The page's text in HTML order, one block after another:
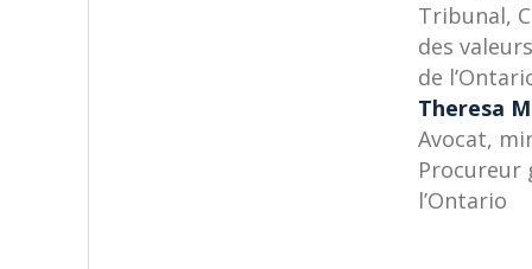
Tribunal,
des
de
Theresa
Avocat,
Procureur
l’Ontario